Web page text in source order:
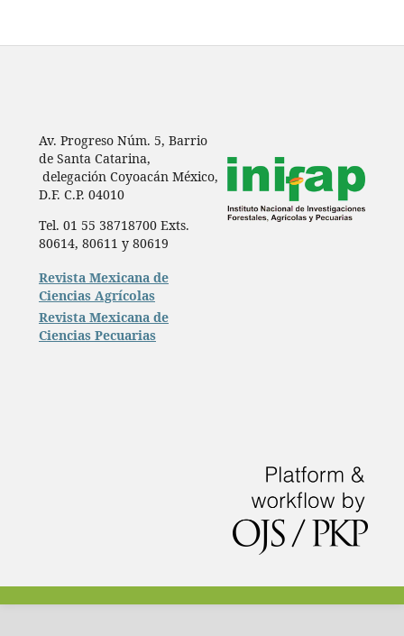
Av. Progreso Núm. 5, Barrio
de Santa Catarina,
delegación Coyoacán México,
D.F. C.P. 04010
Tel. 01 55 38718700 Exts.
80614, 80611 y 80619
Revista Mexicana de
Ciencias Agrícolas
Revista Mexicana de
Ciencias Pecuarias